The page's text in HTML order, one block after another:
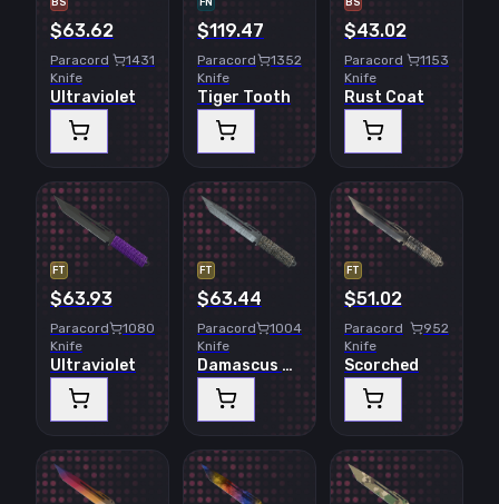
BS
$63.62
Paracord
Knife
1431
Ultraviolet
FN
$119.47
Paracord
Knife
1352
Tiger Tooth
BS
$43.02
Paracord
Knife
1153
Rust Coat
FT
$63.93
Paracord
Knife
1080
Ultraviolet
FT
$63.44
Paracord
Knife
1004
Damascus Steel
FT
$51.02
Paracord
Knife
952
Scorched